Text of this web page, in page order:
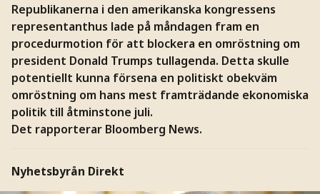
Republikanerna i den amerikanska kongressens
representanthus lade på måndagen fram en
procedurmotion för att blockera en omröstning om
president Donald Trumps tullagenda. Detta skulle
potentiellt kunna försena en politiskt obekväm
omröstning om hans mest framträdande ekonomiska
politik till åtminstone juli.
Det rapporterar Bloomberg News.
Nyhetsbyrån Direkt